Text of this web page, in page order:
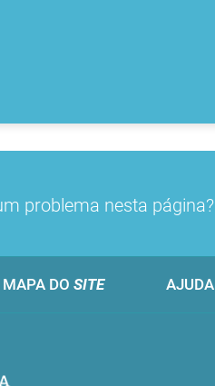
problema nesta página?
MAPA DO SITE AJUDA